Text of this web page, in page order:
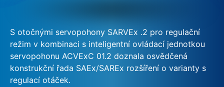
S otočnými servopohony SARVEx .2 pro regulační
režim v kombinaci s inteligentní ovládací jednotkou
servopohonu ACVExC 01.2 doznala osvědčená
konstrukční řada SAEx/SAREx rozšíření o varianty s
regulací otáček.